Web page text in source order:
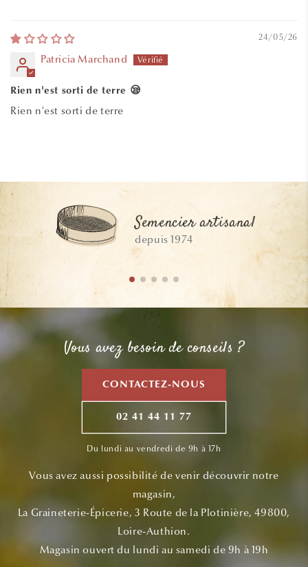
24/05/26
Patricia Marchand
Rien n'est sorti de terre 😪
Rien n'est sorti de terre
Semencier artisanal
depuis 1974
Vous avez besoin de conseils ?
CONTACTEZ-NOUS
02 41 44 11 77
Du lundi au vendredi de 9h à 17h
Vous avez aussi possibilité de venir découvrir notre
magasin,
La Graineterie-Épicerie, 3 Route de la Plotinière, 49800,
Loire-Authion.
Magasin ouvert du lundi au samedi de 9h à 19h